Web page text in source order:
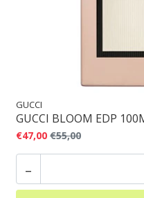
GUCCI
GUCCI BLOOM EDP
€47,00 €55,00
-